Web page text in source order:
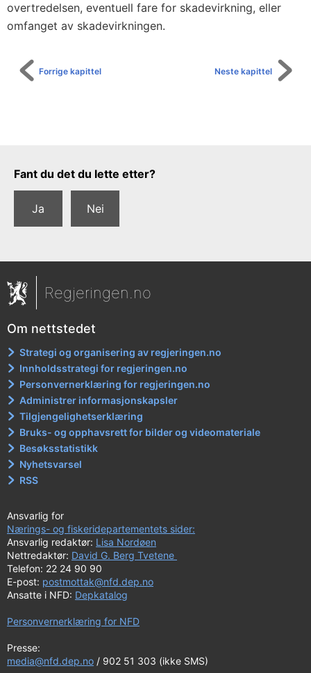
overtredelsen, eventuell fare for skadevirkning, eller
omfanget av skadevirkningen.
Neste kapittel
Forrige kapittel
Tilbakemeldingsskjema
Fant du det du lette etter?
Ja Nei
Regjeringen.no
Om nettstedet
Strategi og organisering av regjeringen.no
Innholdsstrategi for regjeringen.no
Personvernerklæring for regjeringen.no
Administrer informasjonskapsler
Tilgjengelighetserklæring
Bruks- og opphavsrett for bilder og videomateriale
Besøksstatistikk
Nyhetsvarsel
RSS
Ansvarlig for
Nærings- og fiskeridepartementets sider:
Ansvarlig redaktør: Lisa Nordøen
Nettredaktør: David G. Berg Tvetene
Telefon: 22 24 90 90
E-post: postmottak@nfd.dep.no
Ansatte i NFD: Depkatalog
Personvernerklæring for NFD
Presse:
media@nfd.dep.no / 902 51 303 (ikke SMS)